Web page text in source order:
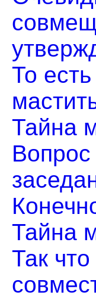
То
Тайна
Тайна
Так